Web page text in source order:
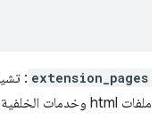
extension_pages
:
ملفات html وخدمات الخلفية.